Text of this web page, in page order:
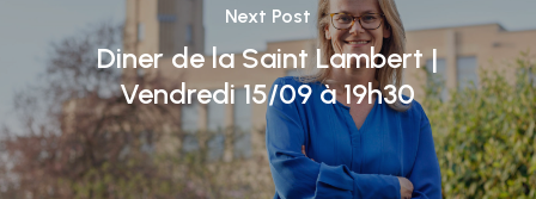
Next Post
Diner de la Saint Lambert |
Vendredi 15/09 à 19h30